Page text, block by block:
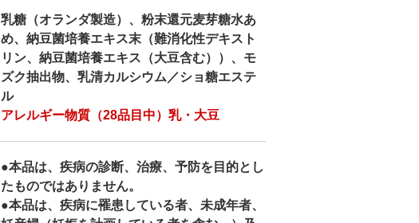
乳糖（オランダ製造）、粉末還元麦芽糖水あ
め、納豆菌培養エキス末（難消化性デキスト
リン、納豆菌培養エキス（大豆含む））、モ
ズク抽出物、乳清カルシウム／ショ糖エステ
ル
アレルギー物質（28品目中）乳・大豆
●本品は、疾病の診断、治療、予防を目的とし
たものではありません。
●本品は、疾病に罹患している者、未成年者、